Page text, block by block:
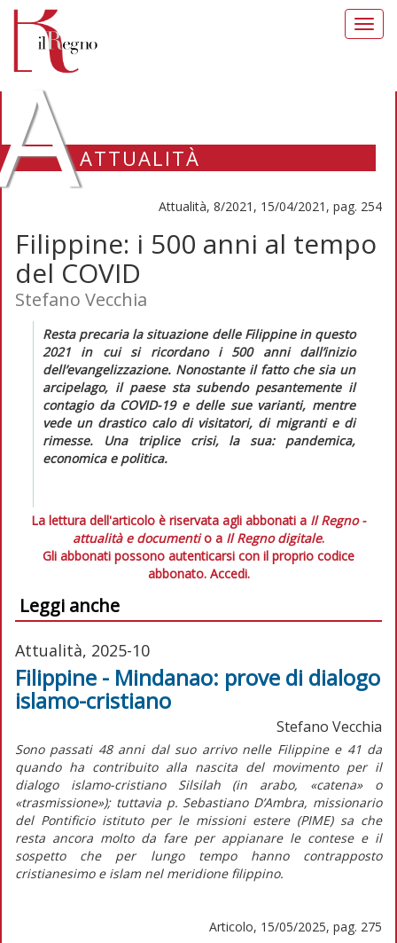
ATTUALITÀ
Attualità, 8/2021, 15/04/2021, pag. 254
Filippine: i 500 anni al tempo
del COVID
Stefano Vecchia
Resta precaria la situazione delle Filippine in questo
2021 in cui si ricordano i 500 anni dall’inizio
dell’evangelizzazione. Nonostante il fatto che sia un
arcipelago, il paese sta subendo pesantemente il
contagio da COVID-19 e delle sue varianti, mentre
vede un drastico calo di visitatori, di migranti e di
rimesse. Una triplice crisi, la sua: pandemica,
economica e politica.
La lettura dell'articolo è riservata agli abbonati a Il Regno -
attualità e documentio a Il Regno digitale.
Gli abbonati possono autenticarsi con il proprio codice
abbonato. Accedi.
Leggi anche
Attualità, 2025-10
Filippine - Mindanao: prove di dialogo
islamo-cristiano
Stefano Vecchia
Sono passati 48 anni dal suo arrivo nelle Filippine e 41 da
quando ha contribuito alla nascita del movimento per il
dialogo islamo-cristiano Silsilah (in arabo, «catena» o
«trasmissione»); tuttavia p. Sebastiano D’Ambra, missionario
del Pontificio istituto per le missioni estere (PIME) sa che
resta ancora molto da fare per appianare le contese e il
sospetto che per lungo tempo hanno contrapposto
cristianesimo e islam nel meridione filippino.
Articolo, 15/05/2025, pag. 275